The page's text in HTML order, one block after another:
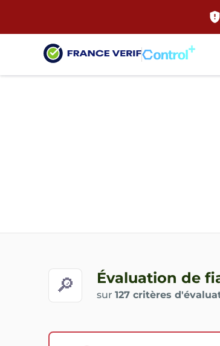
🔎 Évaluation de
sur 127 critères